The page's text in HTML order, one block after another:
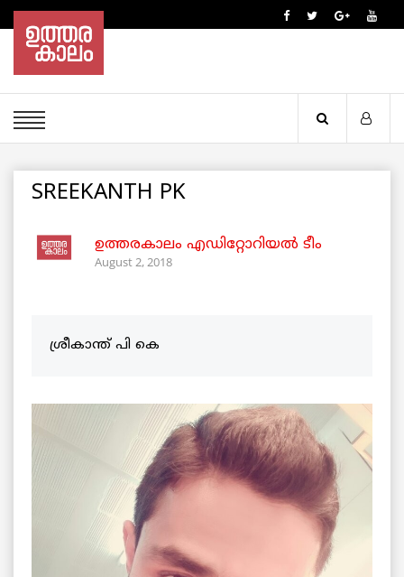
SREEKANTH PK
ഉത്തരകാലം എഡിറ്റോറിയല്‍ ടീം
August 2, 2018
ശ്രീകാന്ത് പി കെ